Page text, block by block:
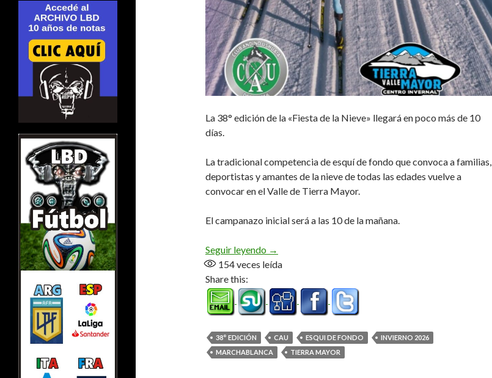
La 38° edición de la «Fiesta de la Nieve» llegará en poco más de 10
días.
La tradicional competencia de esquí de fondo que convoca a familias,
deportistas y amantes de la nieve de todas las edades vuelve a
convocar en el Valle de Tierra Mayor.
El campanazo inicial será a las 10 de la mañana.
Seguir leyendo Marchablanca 2026, el domingo 16 de Agosto
→
154veces leída
Share this:
38° EDICIÓN CAU ESQUI DE FONDO
INVIERNO 2026
MARCHABLANCA
TIERRA MAYOR